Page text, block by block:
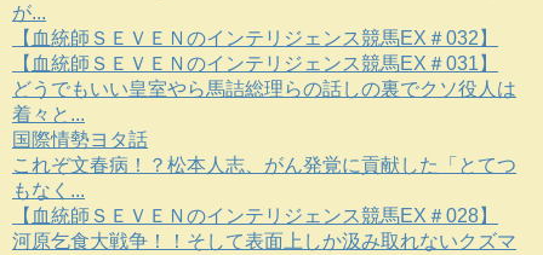
が...
【血統師ＳＥＶＥＮのインテリジェンス競馬EX＃032】
【血統師ＳＥＶＥＮのインテリジェンス競馬EX＃031】
どうでもいい皇室やら馬詰総理らの話しの裏でクソ役人は
着々と...
国際情勢ヨタ話
これぞ文春病！？松本人志、がん発覚に貢献した「とてつ
もなく...
【血統師ＳＥＶＥＮのインテリジェンス競馬EX＃028】
河原乞食大戦争！！そして表面上しか汲み取れないクズマ